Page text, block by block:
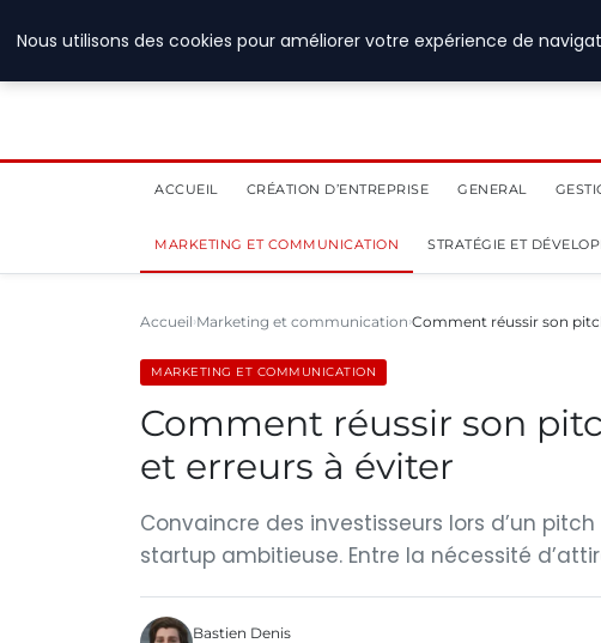
ACCUEIL CRÉATION D’ENTREPRISE GENERAL
MARKETING ET COMMUNICATION STRATÉGIE ET
Accueil Marketing et communication Comment réussir son
MARKETING ET COMMUNICATION
Comment réussir son
et erreurs à éviter
Convaincre des investisseurs lors d’un
startup ambitieuse. Entre la nécessité
Bastien Denis
Nous utilisons des cookies pour améliorer votre expérience de